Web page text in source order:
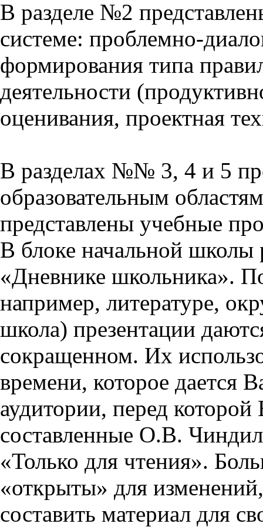
В разделе №2
системе: проблемно-
формирования типа
деятельности
оценивания, проектная
В разделах №№ 3, 4 и 5
образовательным
представлены учебные
В блоке начальной школы
«Дневнике школьника».
например, литературе,
школа) презентации
сокращенном. Их
времени, которое дается
аудитории, перед
составленные О.В.
«Только для чтения».
«открыты» для
составить материал для